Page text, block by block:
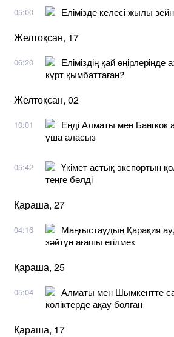
05:00 Елімізде келесі жылы
Желтоқсан, 17
06:20
Еліміздің қай өңірлерінде
күрт қымбаттаған?
Желтоқсан, 02
10:01
Енді Алматы мен Бангкок
ұша аласыз
05:42
Үкімет астық экспортын
теңге бөлді
Қараша, 27
04:16
Маңғыстаудың Қарақия
зәйтүн ағашы егілмек
Қараша, 25
05:04
Алматы мен Шымкентте
көліктерде ақау болған
Қараша, 17